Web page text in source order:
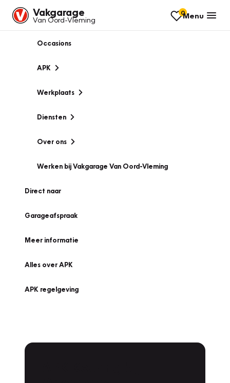
Vakgarage
Van Oord-Vleming
0Menu
Occasions
APK
Werkplaats
Diensten
Over ons
Werken bij Vakgarage Van Oord-Vleming
Direct naar
Garageafspraak
Meer informatie
Alles over APK
APK regelgeving